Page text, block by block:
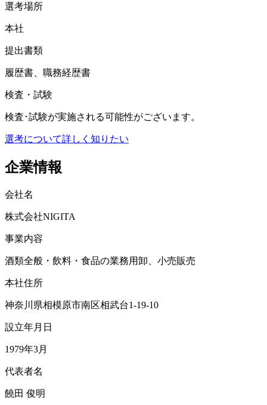
選考場所
本社
提出書類
履歴書、職務経歴書
検査・試験
検査･試験が実施される可能性がございます。
選考について詳しく知りたい
企業情報
会社名
株式会社NIGITA
事業内容
酒類全般・飲料・⾷品の業務⽤卸、⼩売販売
本社住所
神奈川県相模原市南区相武台1-19-10
設立年月日
1979年3月
代表者名
饒⽥ 俊明